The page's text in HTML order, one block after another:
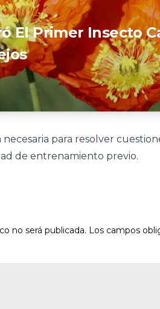
El Primer Insecto
para resolver
de entrenamiento previo.
no será publicada. Los campos